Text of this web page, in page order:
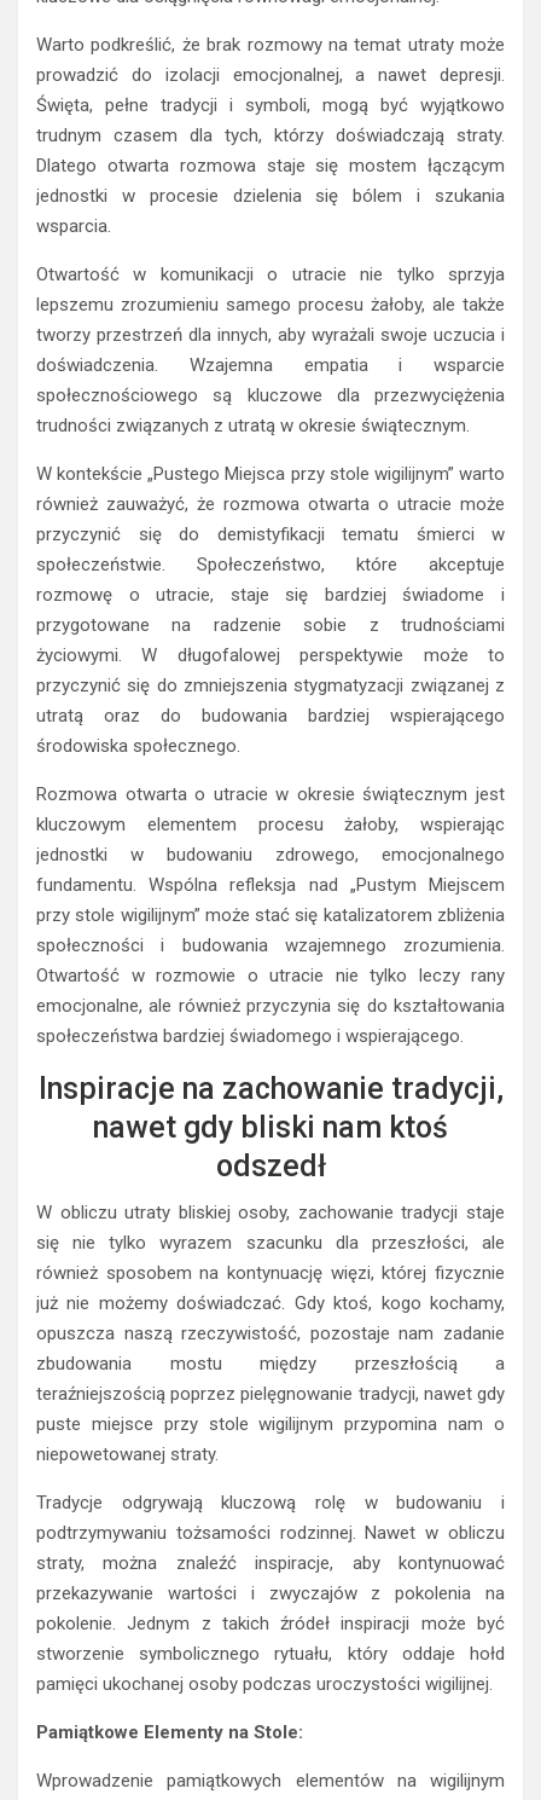
Warto podkreślić, że brak rozmowy na temat utraty może
prowadzić do izolacji emocjonalnej, a nawet depresji.
Święta, pełne tradycji i symboli, mogą być wyjątkowo
trudnym czasem dla tych, którzy doświadczają straty.
Dlatego otwarta rozmowa staje się mostem łączącym
jednostki w procesie dzielenia się bólem i szukania
wsparcia.
Otwartość w komunikacji o utracie nie tylko sprzyja
lepszemu zrozumieniu samego procesu żałoby, ale także
tworzy przestrzeń dla innych, aby wyrażali swoje uczucia i
doświadczenia. Wzajemna empatia i wsparcie
społecznościowego są kluczowe dla przezwyciężenia
trudności związanych z utratą w okresie świątecznym.
W kontekście „Pustego Miejsca przy stole wigilijnym” warto
również zauważyć, że rozmowa otwarta o utracie może
przyczynić się do demistyfikacji tematu śmierci w
społeczeństwie. Społeczeństwo, które akceptuje
rozmowę o utracie, staje się bardziej świadome i
przygotowane na radzenie sobie z trudnościami
życiowymi. W długofalowej perspektywie może to
przyczynić się do zmniejszenia stygmatyzacji związanej z
utratą oraz do budowania bardziej wspierającego
środowiska społecznego.
Rozmowa otwarta o utracie w okresie świątecznym jest
kluczowym elementem procesu żałoby, wspierając
jednostki w budowaniu zdrowego, emocjonalnego
fundamentu. Wspólna refleksja nad „Pustym Miejscem
przy stole wigilijnym” może stać się katalizatorem zbliżenia
społeczności i budowania wzajemnego zrozumienia.
Otwartość w rozmowie o utracie nie tylko leczy rany
emocjonalne, ale również przyczynia się do kształtowania
społeczeństwa bardziej świadomego i wspierającego.
Inspiracje na zachowanie tradycji,
nawet gdy bliski nam ktoś
odszedł
W obliczu utraty bliskiej osoby, zachowanie tradycji staje
się nie tylko wyrazem szacunku dla przeszłości, ale
również sposobem na kontynuację więzi, której fizycznie
już nie możemy doświadczać. Gdy ktoś, kogo kochamy,
opuszcza naszą rzeczywistość, pozostaje nam zadanie
zbudowania mostu między przeszłością a
teraźniejszością poprzez pielęgnowanie tradycji, nawet gdy
puste miejsce przy stole wigilijnym przypomina nam o
niepowetowanej straty.
Tradycje odgrywają kluczową rolę w budowaniu i
podtrzymywaniu tożsamości rodzinnej. Nawet w obliczu
straty, można znaleźć inspiracje, aby kontynuować
przekazywanie wartości i zwyczajów z pokolenia na
pokolenie. Jednym z takich źródeł inspiracji może być
stworzenie symbolicznego rytuału, który oddaje hołd
pamięci ukochanej osoby podczas uroczystości wigilijnej.
Pamiątkowe Elementy na Stole:
Wprowadzenie pamiątkowych elementów na wigilijnym